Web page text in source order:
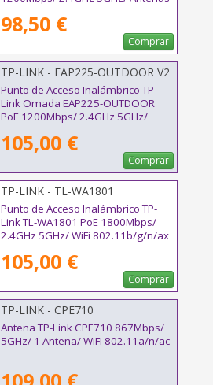
802.3af/at
98,50 €
Comprar
TP-LINK - EAP225-OUTDOOR V2
Punto de Acceso Inalámbrico TP-
Link Omada EAP225-OUTDOOR
PoE 1200Mbps/ 2.4GHz 5GHz/
802.11ac/n/b/g/a
105,00 €
Comprar
TP-LINK - TL-WA1801
Punto de Acceso Inalámbrico TP-
Link TL-WA1801 PoE 1800Mbps/
2.4GHz 5GHz/ WiFi 802.11b/g/n/ax
105,00 €
Comprar
TP-LINK - CPE710
Antena TP-Link CPE710 867Mbps/
5GHz/ 1 Antena/ WiFi 802.11a/n/ac